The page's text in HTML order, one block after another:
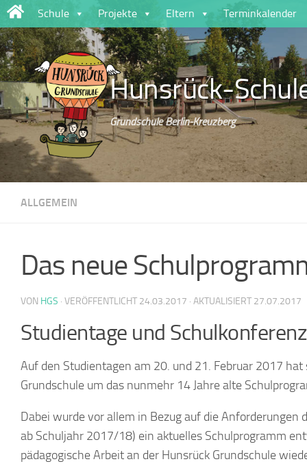
Zum Inhalt springen
Schule Projekte Eltern Terminkalender
Hunsrück-
Grundschule Berlin-Kreuzberg
ALLGEMEIN
Das neue
VON HGS · VERÖFFENTLICHT 24.03.2017 · AKTUALISIERT 27.07.2017
Studientage und Schulkonferenz
Auf den Studientagen am 20. und 21. Februar 2017
Grundschule um das nunmehr 14 Jahre alte
Dabei wurde vor allem in Bezug auf die Anforderungen
ab Schuljahr 2017/18) ein aktuelles Schulprogramm
pädagogische Arbeit an der Hunsrück Grundschule